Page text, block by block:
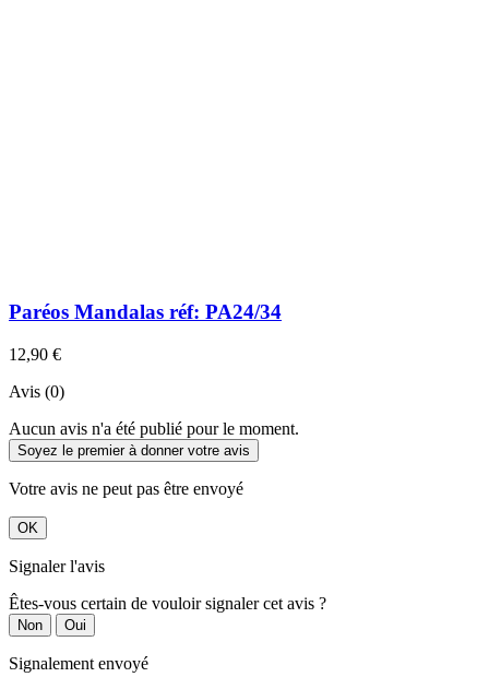
Paréos Mandalas réf: PA24/34
12,90 €
Avis (0)
Aucun avis n'a été publié pour le moment.
Soyez le premier à donner votre avis
Votre avis ne peut pas être envoyé
OK
Signaler l'avis
Êtes-vous certain de vouloir signaler cet avis ?
Non Oui
Signalement envoyé